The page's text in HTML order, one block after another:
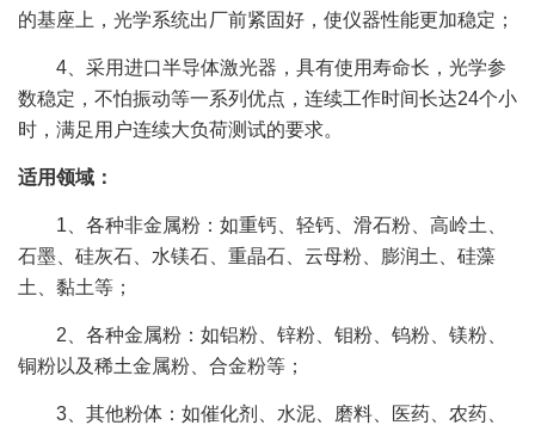
的基座上，光学系统出厂前紧固好，使仪器性能更加稳定；
4、采用进口半导体激光器，具有使用寿命长，光学参
数稳定，不怕振动等一系列优点，连续工作时间长达24个小
时，满足用户连续大负荷测试的要求。
适用领域：
1、各种非金属粉：如重钙、轻钙、滑石粉、高岭土、
石墨、硅灰石、水镁石、重晶石、云母粉、膨润土、硅藻
土、黏土等；
2、各种金属粉：如铝粉、锌粉、钼粉、钨粉、镁粉、
铜粉以及稀土金属粉、合金粉等；
3、其他粉体：如催化剂、水泥、磨料、医药、农药、